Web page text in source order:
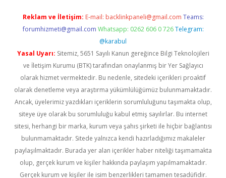
Reklam ve İletişim: E-mail: backlinkpaneli@gmail.com Teams:
forumhizmeti@gmail.com Whatsapp: 0262 606 0 726 Telegram:
@karabul
Yasal Uyarı: Sitemiz, 5651 Sayılı Kanun gereğince Bilgi Teknolojileri
ve İletişim Kurumu (BTK) tarafından onaylanmış bir Yer Sağlayıcı
olarak hizmet vermektedir. Bu nedenle, sitedeki içerikleri proaktif
olarak denetleme veya araştırma yükümlülüğümüz bulunmamaktadır.
Ancak, üyelerimiz yazdıkları içeriklerin sorumluluğunu taşımakta olup,
siteye üye olarak bu sorumluluğu kabul etmiş sayılırlar. Bu internet
sitesi, herhangi bir marka, kurum veya şahıs şirketi ile hiçbir bağlantısı
bulunmamaktadır. Sitede yalnızca kendi hazırladığımız makaleler
paylaşılmaktadır. Burada yer alan içerikler haber niteliği taşımamakta
olup, gerçek kurum ve kişiler hakkında paylaşım yapılmamaktadır.
Gerçek kurum ve kişiler ile isim benzerlikleri tamamen tesadüfidir.